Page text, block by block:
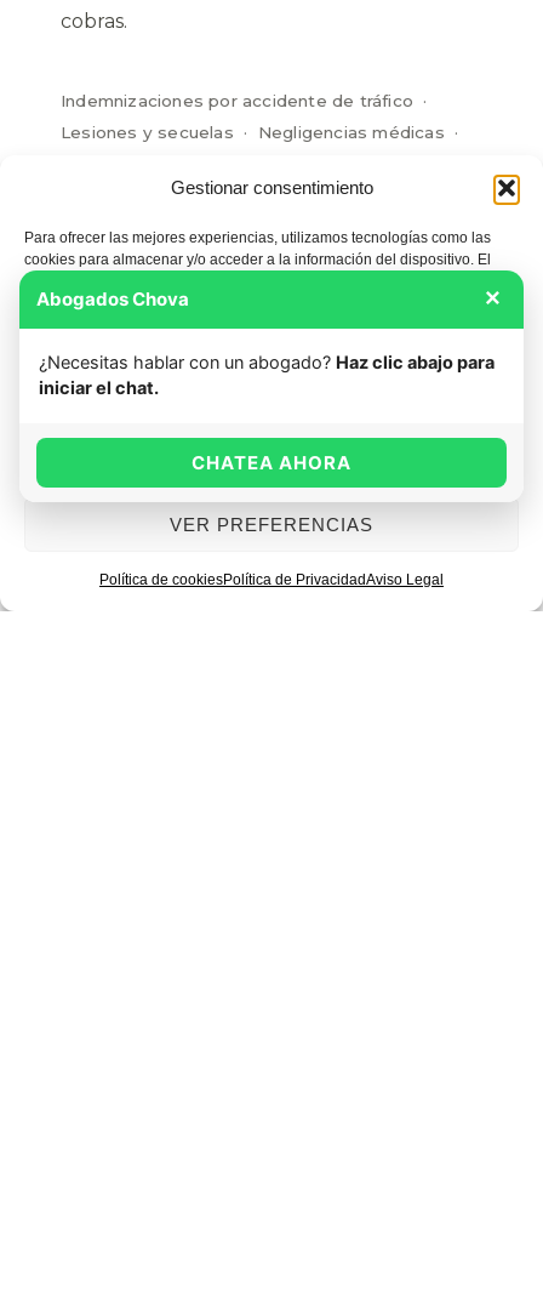
Gestionar consentimiento
Para ofrecer las mejores experiencias, utilizamos tecnologías como las
cookies para almacenar y/o acceder a la información del dispositivo. El
comportamiento de navegación o las identificaciones únicas en este sitio.
No consentir o retirar el consentimiento, puede afectar negativamente a
DENEGAR
VER PREFERENCIAS
Política de cookiesPolítica de PrivacidadAviso Legal
cobras.
Indemnizaciones por accidente de tráfico ·
Lesiones y secuelas · Negligencias médicas ·
Responsabilidad civil
Abogado de accidentes de tráfico en Gandía
→
05
Civil y bancario
Abogados Chova ×
¿Necesitas hablar con un abogado? Haz clic abajo para
iniciar el chat.
CHATEA AHORA